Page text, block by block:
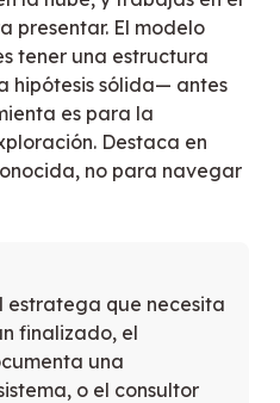
presentar. El modelo
tener una estructura
hipótesis sólida— antes
es para la
Destaca en
no para navegar
estratega que necesita
finalizado, el
una
o el consultor